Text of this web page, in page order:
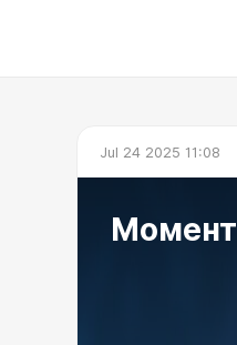
Jul 24 2025 11:08
Момент